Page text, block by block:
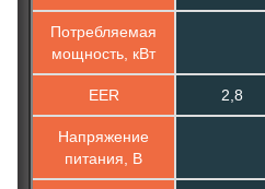
Потребляемая
мощность, кВт
EER 2,8
Напряжение
питания, В